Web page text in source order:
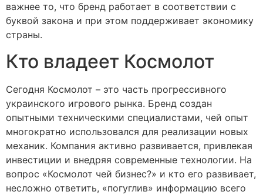
важнее то, что бренд работает в соответствии с
буквой закона и при этом поддерживает экономику
страны.
Кто владеет Космолот
Сегодня Космолот – это часть прогрессивного
украинского игрового рынка. Бренд создан
опытными техническими специалистами, чей опыт
многократно использовался для реализации новых
механик. Компания активно развивается, привлекая
инвестиции и внедряя современные технологии. На
вопрос «Космолот чей бизнес?» и кто его развивает,
несложно ответить, «погуглив» информацию всего